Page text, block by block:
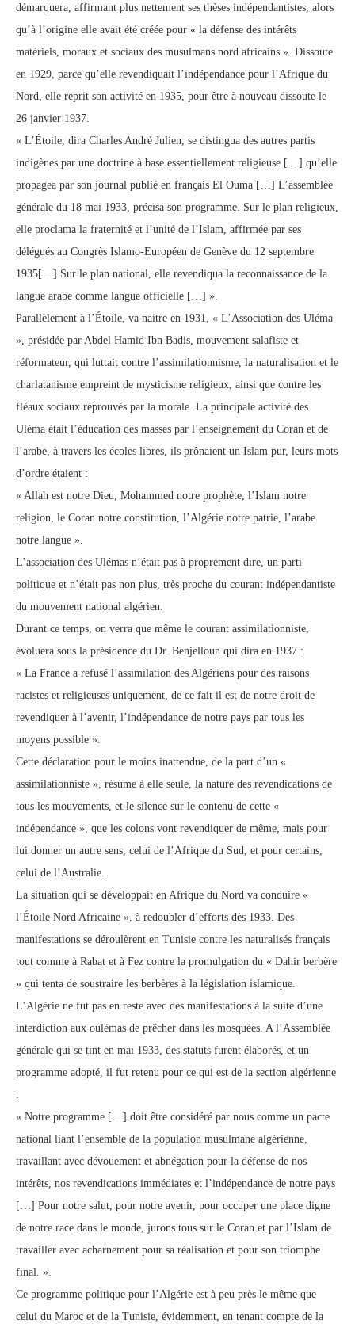
démarquera, affirmant plus nettement ses thèses indépendantistes, alors
qu’à l’origine elle avait été créée pour « la défense des intérêts
matériels, moraux et sociaux des musulmans nord africains ». Dissoute
en 1929, parce qu’elle revendiquait l’indépendance pour l’Afrique du
Nord, elle reprit son activité en 1935, pour être à nouveau dissoute le
26 janvier 1937.
« L’Étoile, dira Charles André Julien, se distingua des autres partis
indigènes par une doctrine à base essentiellement religieuse […] qu’elle
propagea par son journal publié en français El Ouma […] L’assemblée
générale du 18 mai 1933, précisa son programme. Sur le plan religieux,
elle proclama la fraternité et l’unité de l’Islam, affirmée par ses
délégués au Congrès Islamo-Européen de Genève du 12 septembre
1935[…] Sur le plan national, elle revendiqua la reconnaissance de la
langue arabe comme langue officielle […] ».
Parallèlement à l’Étoile, va naitre en 1931, « L’Association des Uléma
», présidée par Abdel Hamid Ibn Badis, mouvement salafiste et
réformateur, qui luttait contre l’assimilationnisme, la naturalisation et le
charlatanisme empreint de mysticisme religieux, ainsi que contre les
fléaux sociaux réprouvés par la morale. La principale activité des
Uléma était l’éducation des masses par l’enseignement du Coran et de
l’arabe, à travers les écoles libres, ils prônaient un Islam pur, leurs mots
d’ordre étaient :
« Allah est notre Dieu, Mohammed notre prophète, l’Islam notre
religion, le Coran notre constitution, l’Algérie notre patrie, l’arabe
notre langue ».
L’association des Ulémas n’était pas à proprement dire, un parti
politique et n’était pas non plus, très proche du courant indépendantiste
du mouvement national algérien.
Durant ce temps, on verra que même le courant assimilationniste,
évoluera sous la présidence du Dr. Benjelloun qui dira en 1937 :
« La France a refusé l’assimilation des Algériens pour des raisons
racistes et religieuses uniquement, de ce fait il est de notre droit de
revendiquer à l’avenir, l’indépendance de notre pays par tous les
moyens possible ».
Cette déclaration pour le moins inattendue, de la part d’un «
assimilationniste », résume à elle seule, la nature des revendications de
tous les mouvements, et le silence sur le contenu de cette «
indépendance », que les colons vont revendiquer de même, mais pour
lui donner un autre sens, celui de l’Afrique du Sud, et pour certains,
celui de l’Australie.
La situation qui se développait en Afrique du Nord va conduire «
l’Étoile Nord Africaine », à redoubler d’efforts dès 1933. Des
manifestations se déroulèrent en Tunisie contre les naturalisés français
tout comme à Rabat et à Fez contre la promulgation du « Dahir berbère
» qui tenta de soustraire les berbères à la législation islamique.
L’Algérie ne fut pas en reste avec des manifestations à la suite d’une
interdiction aux oulémas de prêcher dans les mosquées. A l’Assemblée
générale qui se tint en mai 1933, des statuts furent élaborés, et un
programme adopté, il fut retenu pour ce qui est de la section algérienne
:
« Notre programme […] doit être considéré par nous comme un pacte
national liant l’ensemble de la population musulmane algérienne,
travaillant avec dévouement et abnégation pour la défense de nos
intérêts, nos revendications immédiates et l’indépendance de notre pays
[…] Pour notre salut, pour notre avenir, pour occuper une place digne
de notre race dans le monde, jurons tous sur le Coran et par l’Islam de
travailler avec acharnement pour sa réalisation et pour son triomphe
final. ».
Ce programme politique pour l’Algérie est à peu près le même que
celui du Maroc et de la Tunisie, évidemment, en tenant compte de la